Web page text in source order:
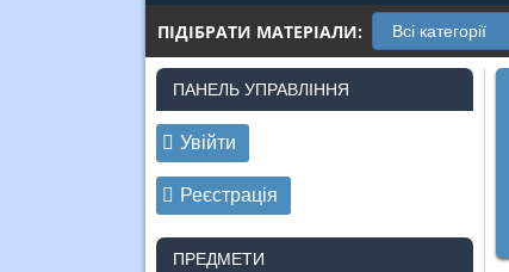
ПІДІБРАТИ МАТЕРІАЛИ:
ПАНЕЛЬ УПРАВЛІННЯ
Увійти
Реєстрація
ПРЕДМЕТИ